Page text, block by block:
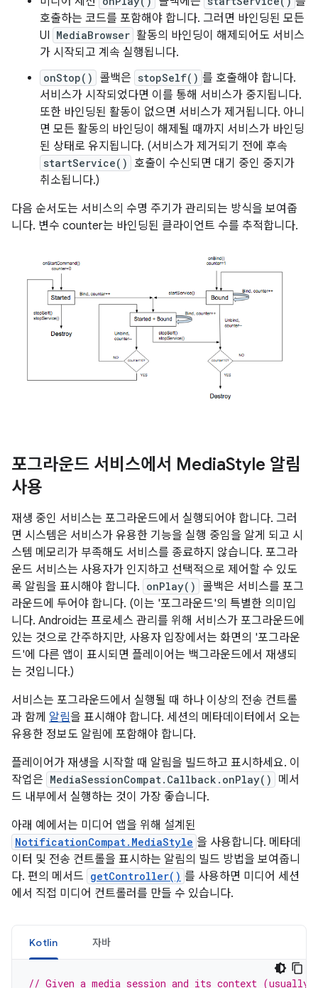
호출하는 코드를 포함해야 합니다. 그러면 바인딩된 모든
UI MediaBrowser 활동의 바인딩이 해제되어도 서비스
가 시작되고 계속 실행됩니다.
onStop() 콜백은 stopSelf() 를 호출해야 합니다.
서비스가 시작되었다면 이를 통해 서비스가 중지됩니다.
또한 바인딩된 활동이 없으면 서비스가 제거됩니다. 아니
면 모든 활동의 바인딩이 해제될 때까지 서비스가 바인딩
된 상태로 유지됩니다. (서비스가 제거되기 전에 후속
startService()
호출이 수신되면 대기 중인 중지가
취소됩니다.)
다음 순서도는 서비스의 수명 주기가 관리되는 방식을 보여줍
니다. 변수 counter는 바인딩된 클라이언트 수를 추적합니다.
포그라운드 서비스에서 MediaStyle 알림
사용
재생 중인 서비스는 포그라운드에서 실행되어야 합니다. 그러
면 시스템은 서비스가 유용한 기능을 실행 중임을 알게 되고 시
스템 메모리가 부족해도 서비스를 종료하지 않습니다. 포그라
운드 서비스는 사용자가 인지하고 선택적으로 제어할 수 있도
록 알림을 표시해야 합니다. onPlay()
콜백은 서비스를 포그
라운드에 두어야 합니다. (이는 '포그라운드'의 특별한 의미입
니다. Android는 프로세스 관리를 위해 서비스가 포그라운드에
있는 것으로 간주하지만, 사용자 입장에서는 화면의 '포그라운
드'에 다른 앱이 표시되면 플레이어는 백그라운드에서 재생되
는 것입니다.)
서비스는 포그라운드에서 실행될 때 하나 이상의 전송 컨트롤
과 함께 알림을 표시해야 합니다. 세션의 메타데이터에서 오는
유용한 정보도 알림에 포함해야 합니다.
플레이어가 재생을 시작할 때 알림을 빌드하고 표시하세요. 이
작업은 MediaSessionCompat.Callback.onPlay()
메서
드 내부에서 실행하는 것이 가장 좋습니다.
아래 예에서는 미디어 앱을 위해 설계된
NotificationCompat.MediaStyle 을 사용합니다. 메타데
이터 및 전송 컨트롤을 표시하는 알림의 빌드 방법을 보여줍니
다. 편의 메서드 getController() 를 사용하면 미디어 세션
에서 직접 미디어 컨트롤러를 만들 수 있습니다.
Kotlin 자바
// Given a media session and its context (usually